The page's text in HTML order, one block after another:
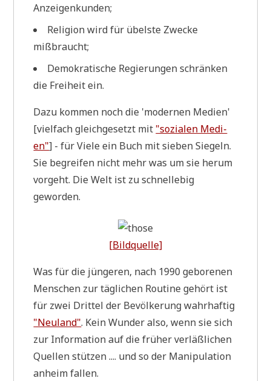
Anzeigenkunden;
Reli­gi­on wird für übel­ste Zwecke
mißbraucht;
Demo­kra­ti­sche Regie­run­gen schrän­ken
die Frei­heit ein.
Dazu kom­men noch die 'moder­nen Medi­en'
[viel­fach gleich­ge­setzt mit "sozia­len Medi­
en"] - für Vie­le ein Buch mit sie­ben Sie­geln.
Sie begrei­fen nicht mehr was um sie her­um
vor­geht. Die Welt ist zu schnellebig
geworden.
[Bild­quel­le]
Was für die jün­ge­ren, nach 1990 gebo­re­nen
Men­schen zur täg­li­chen Rou­ti­ne gehört ist
für zwei Drit­tel der Bevöl­ke­rung wahr­haf­tig
"Neu­land". Kein Wun­der also, wenn sie sich
zur Infor­ma­ti­on auf die frü­her ver­läß­li­chen
Quel­len stüt­zen .... und so der Mani­pu­la­ti­on
anheim fallen.